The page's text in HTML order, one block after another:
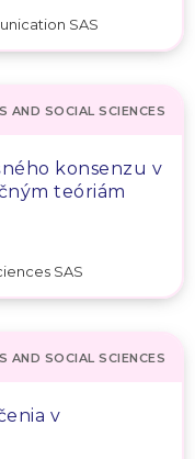
SAS
AND SOCIAL SCIENCES
konsenzu v
teóriám
SAS
AND SOCIAL SCIENCES
v